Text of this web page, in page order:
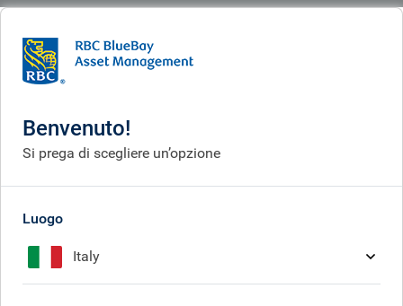
What we do
BlueBay Investment Grade
Fund
Benvenuto!
Si prega di scegliere un’opzione
Luogo
Italy